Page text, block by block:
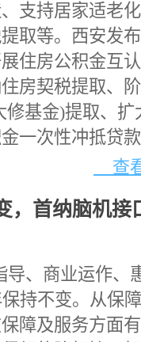
支持居家适老
取等。西安发
住房公积金互
房契税提取、
基金)提取、扩
一次性冲抵贷
查
，首纳脑机接
导、商业运作、
持不变。从保
障及服务方面